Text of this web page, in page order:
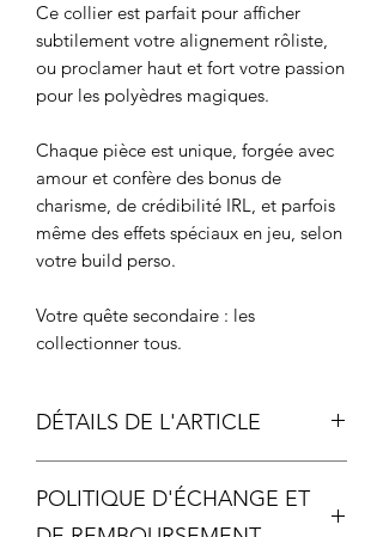
Ce collier est parfait pour afficher
subtilement votre alignement rôliste,
ou proclamer haut et fort votre passion
pour les polyèdres magiques.
Chaque pièce est unique, forgée avec
amour et confère des bonus de
charisme, de crédibilité IRL, et parfois
même des effets spéciaux en jeu, selon
votre build perso.
Votre quête secondaire : les
collectionner tous.
DÉTAILS DE L'ARTICLE
réglage
Longueur du haut au bas de la
POLITIQUE D'ÉCHANGE ET